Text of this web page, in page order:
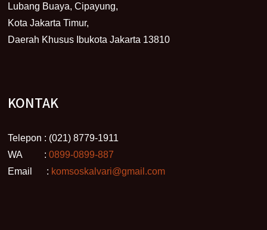
Lubang Buaya, Cipayung,
Kota Jakarta Timur,
Daerah Khusus Ibukota Jakarta 13810
KONTAK
Telepon : (021) 8779-1911
WA :0899-0899-887
Email : komsoskalvari@gmail.com